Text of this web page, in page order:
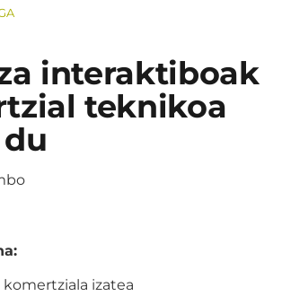
interaktiboak
teknikoa
izatea